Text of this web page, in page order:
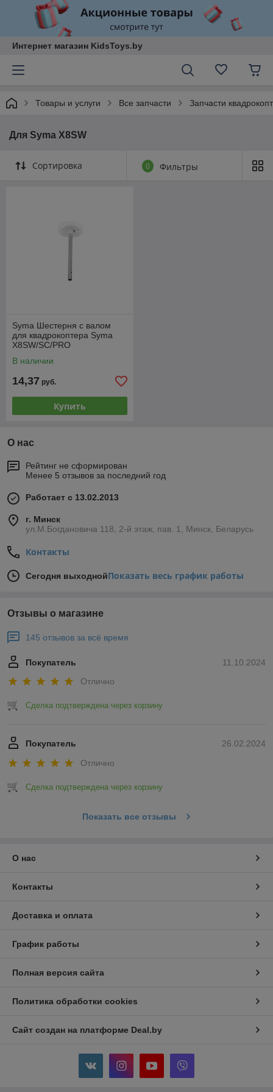
Интернет магазин KidsToys.by
Товары и услуги Все запчасти Запчасти
Для Syma X8SW
Сортировка 0 Фильтры
Syma Шестерня с валом
для квадрокоптера Syma
X8SW/SC/PRO
В наличии
14,37 руб.
Купить
О нас
Рейтинг не сформирован
Менее 5 отзывов за последний год
Работает с 13.02.2013
г. Минск
ул.М.Богдановича 118, 2-й этаж, пав. 1, Минск, Беларусь
Контакты
Сегодня выходнойПоказать весь график работы
Отзывы о магазине
145 отзывов за всё время
11.10.2024
Покупатель
Отлично
Сделка подтверждена через корзину
26.02.2024
Покупатель
Отлично
Сделка подтверждена через корзину
Показать все отзывы
О нас
Контакты
Доставка и оплата
График работы
Полная версия сайта
Политика обработки cookies
Сайт создан на платформе Deal.by